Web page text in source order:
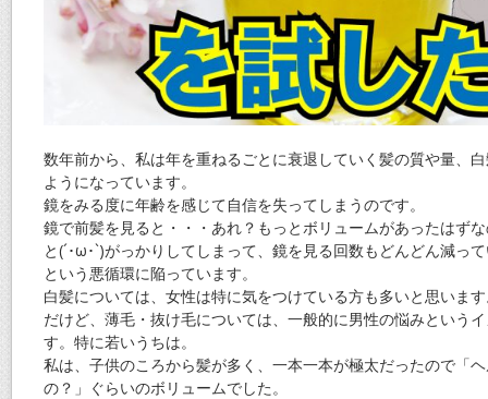
数年前から、私は年を重ねるごとに衰退していく髪の質や量、
ようになっています。
鏡をみる度に年齢を感じて自信を失ってしまうのです。
鏡で前髪を見ると・・・あれ？もっとボリュームがあったはず
と(´･ω･`)がっかりしてしまって、鏡を見る回数もどんどん減っ
という悪循環に陥っています。
白髪については、女性は特に気をつけている方も多いと思いま
だけど、薄毛・抜け毛については、一般的に男性の悩みという
す。特に若いうちは。
私は、子供のころから髪が多く、一本一本が極太だったので「
の？」ぐらいのボリュームでした。